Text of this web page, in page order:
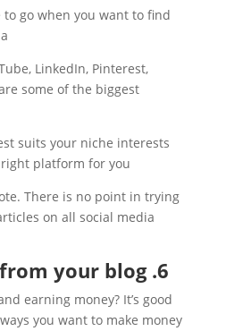
go when you want to find
LinkedIn, Pinterest,
some of the biggest
suits your niche interests
platform for you.
There is no point in trying
on all social media
6. Make money from your blog
earning money? It’s good
you want to make money